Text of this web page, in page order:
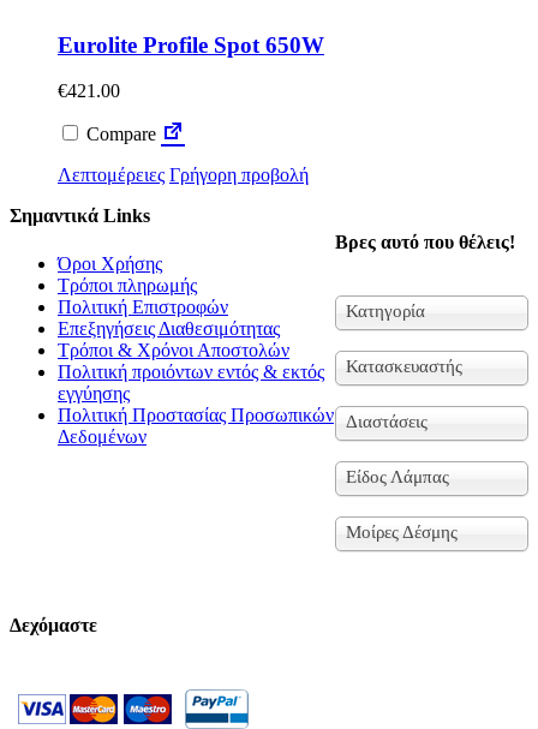
Eurolite Profile Spot 650W
€421.00
Compare
Λεπτομέρειες Γρήγορη προβολή
Βρες αυτό που θέλεις!
Κατηγορία
Κατασκευαστής
Διαστάσεις
Είδος Λάμπας
Μοίρες Δέσμης
Σημαντικά Links
Όροι Χρήσης
Τρόποι πληρωμής
Πολιτική Επιστροφών
Επεξηγήσεις Διαθεσιμότητας
Τρόποι & Χρόνοι Αποστολών
Πολιτική προιόντων εντός & εκτός
εγγύησης
Πολιτική Προστασίας Προσωπικών
Δεδομένων
Δεχόμαστε